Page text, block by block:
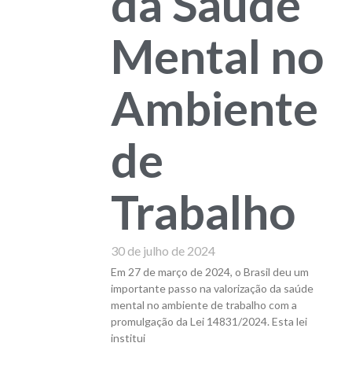
Mental no
Ambiente
de
Trabalho
30 de julho de 2024
Em 27 de março de 2024, o Brasil deu um
importante passo na valorização da saúde
mental no ambiente de trabalho com a
promulgação da Lei 14831/2024. Esta lei
institui